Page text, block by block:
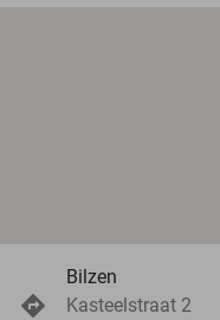
Bilzen
Kasteelstraat 2